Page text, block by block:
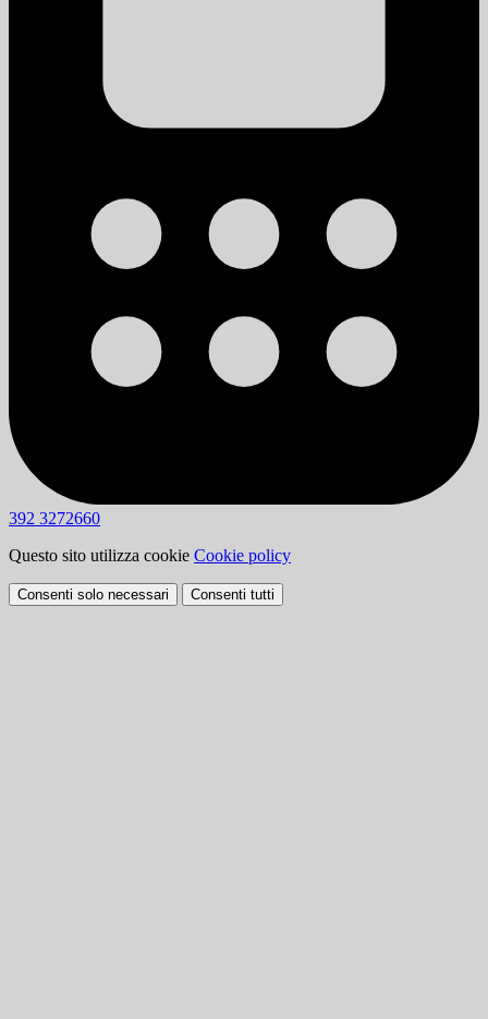
392 3272660
Questo sito utilizza cookie Cookie policy
Consenti solo necessari Consenti tutti